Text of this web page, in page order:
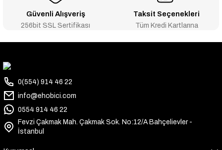
Güvenli Alışveriş
256bit SSL Sertifikası
Taksit Seçenekleri
Tüm Kredi Kartlarına
0(554) 914 46 22
info@ehobici.com
0554 914 46 22
Fevzi Çakmak Mah. Çakmak Sok. No:12/A Bahçelievler -
İstanbul